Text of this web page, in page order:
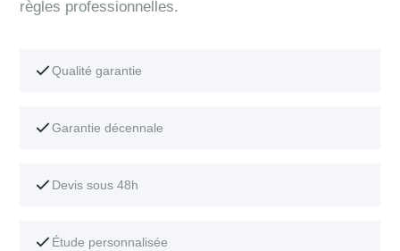
règles professionnelles.
Qualité garantie
Garantie décennale
Devis sous 48h
Étude personnalisée